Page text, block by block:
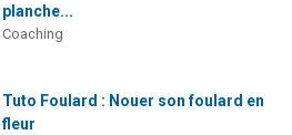
planche...
Coaching
Tuto Foulard : Nouer son foulard en
fleur